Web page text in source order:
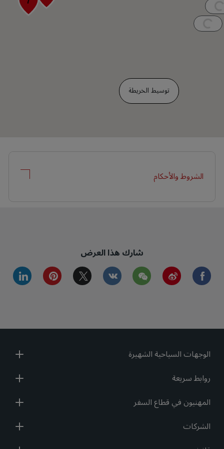
توسيط الخريطة
الشروط والأحكام
شارك هذا العرض
facebook
weibo
wechat
vkontakte
twitter
pinterest
الوجهات السياحية الشهيرة
روابط سريعة
المهنيون في قطاع السفر
الشركات